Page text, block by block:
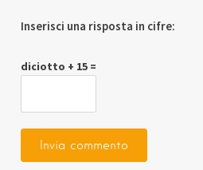
Inserisci una risposta in cifre:
diciotto + 15 =